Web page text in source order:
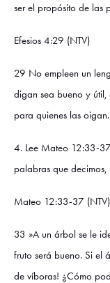
ser el propósito de las
Efesios 4:29 (NTV)
29 No empleen un
digan sea bueno y útil,
para quienes las oigan.
4. Lee Mateo 12:33-
palabras que decimos,
Mateo 12:33-37 (NTV)
33 »A un árbol se le
fruto será bueno. Si el
de víboras! ¿Cómo